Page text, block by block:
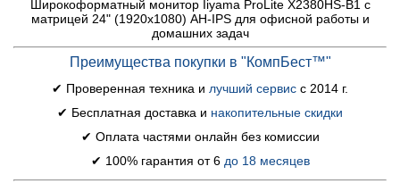
Широкоформатный монитор Iiyama ProLite X2380HS-B1 с
матрицей 24" (1920x1080) AH-IPS для офисной работы и
домашних задач
Преимущества покупки в "КомпБест™"
✔ Проверенная техника и лучший сервис с 2014 г.
✔ Бесплатная доставка и накопительные скидки
✔ Оплата частями онлайн без комиссии
✔ 100% гарантия от 6 до 18 месяцев